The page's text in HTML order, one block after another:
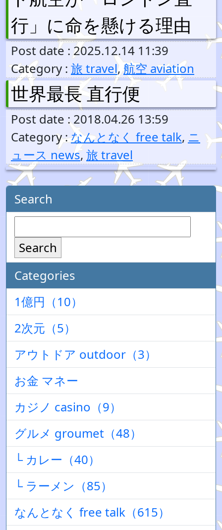
行」に命を懸ける理由
Post date : 2025.12.14 11:39
Category : 旅 travel, 航空 aviation
世界最長 直行便
Post date : 2018.04.26 13:59
Category : なんとなく free talk, ニ
ュース news, 旅 travel
Search
Search
Categories
1億円（10）
2次元（5）
アウトドア outdoor（3）
お金 マネー
カジノ casino（9）
グルメ groumet（48）
└ カレー（40）
└ ラーメン（85）
なんとなく free talk（615）